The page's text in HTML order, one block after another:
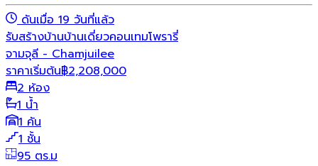
ดันเมื่อ 19 วันที่แล้ว
รับสร้างบ้านบ้านเดี่ยวคอนเทมโพรารี่
จามจุลี - Chamjuilee
ราคาเริ่มต้น฿2,208,000
2 ห้อง
1 น้ำ
1 คัน
1 ชั้น
95 ตร.ม